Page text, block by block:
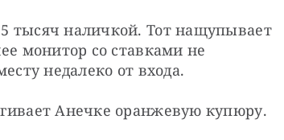
тысяч наличкой. Тот нащупывает
монитор со ставками не
недалеко от входа.
Анечке оранжевую купюру.